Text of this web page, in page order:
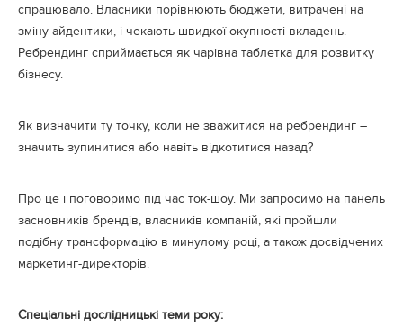
спрацювало. Власники порівнюють бюджети, витрачені на
зміну айдентики, і чекають швидкої окупності вкладень.
Ребрендинг сприймається як чарівна таблетка для розвитку
бізнесу.
Як визначити ту точку, коли не зважитися на ребрендинг –
значить зупинитися або навіть відкотитися назад?
Про це і поговоримо під час ток-шоу. Ми запросимо на панель
засновників брендів, власників компаній, які пройшли
подібну трансформацію в минулому році, а також досвідчених
маркетинг-директорів.
Спеціальні дослідницькі теми року: